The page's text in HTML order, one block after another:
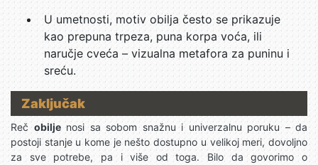
U umetnosti, motiv obilja često se prikazuje
kao prepuna trpeza, puna korpa voća, ili
naručje cveća – vizualna metafora za puninu i
sreću.
Zaključak
Rečobiljenosi sa sobom snažnu i univerzalnu poruku – da
postoji stanje u kome je nešto dostupno u velikoj meri, dovoljno
za sve potrebe, pa i više od toga. Bilo da govorimo o